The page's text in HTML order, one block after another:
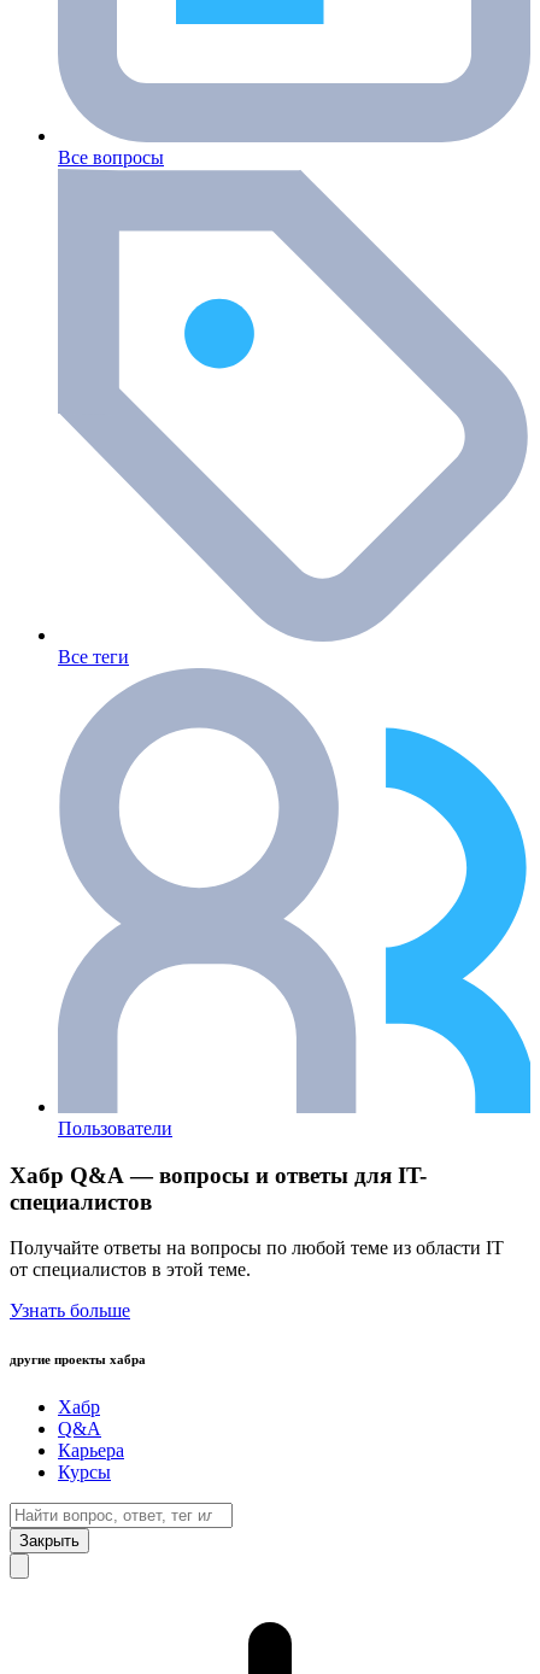
Все вопросы
Все теги
Пользователи
Хабр Q&A — вопросы и ответы для IT-
специалистов
Получайте ответы на вопросы по любой теме из области IT
от специалистов в этой теме.
Узнать больше
другие проекты хабра
Хабр
Q&A
Карьера
Курсы
Закрыть